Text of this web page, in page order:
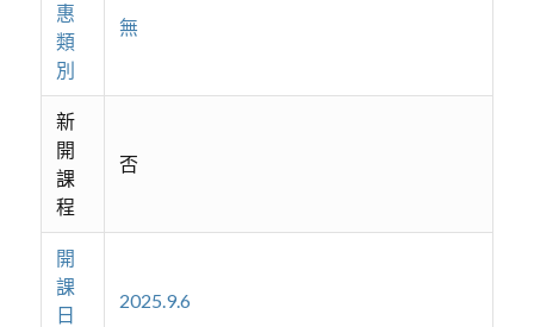
惠
類
別
無
新
開
課
程
否
開
課
日
2025.9.6